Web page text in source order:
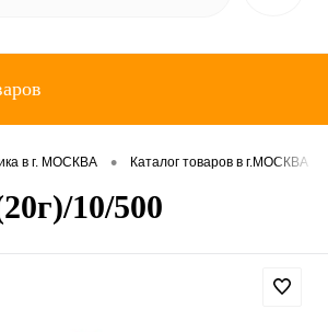
в г. МОСКВА • Каталог товаров в г.МОСКВА
10/500